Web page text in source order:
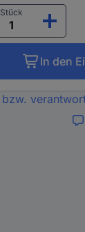
Stück
In den